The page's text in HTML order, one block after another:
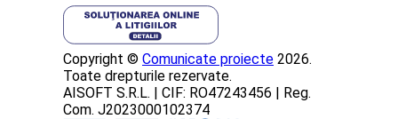
Copyright © Comunicate proiecte 2026.
Toate drepturile rezervate.
AISOFT S.R.L. | CIF: RO47243456 | Reg.
Com. J2023000102374